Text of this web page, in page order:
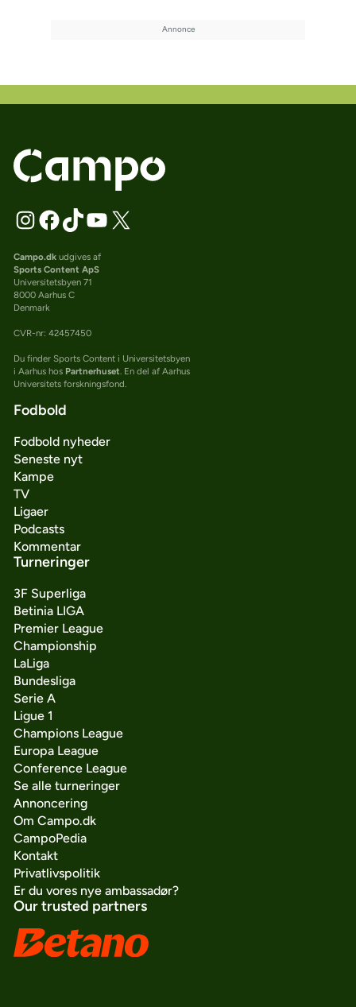
Campo.dkudgives af
Sports Content ApS
Universitetsbyen 71
8000 Aarhus C
Denmark
CVR-nr: 42457450
Du finder Sports Content i Universitetsbyen
i Aarhus hos Partnerhuset . En del af Aarhus
Universitets forskningsfond.
Fodbold
Fodbold nyheder
Seneste nyt
Kampe
TV
Ligaer
Podcasts
Kommentar
Turneringer
3F Superliga
Betinia LIGA
Premier League
Championship
LaLiga
Bundesliga
Serie A
Ligue 1
Champions League
Europa League
Conference League
Se alle turneringer
Annoncering
Om Campo.dk
CampoPedia
Kontakt
Privatlivspolitik
Er du vores nye ambassadør?
Our trusted partners